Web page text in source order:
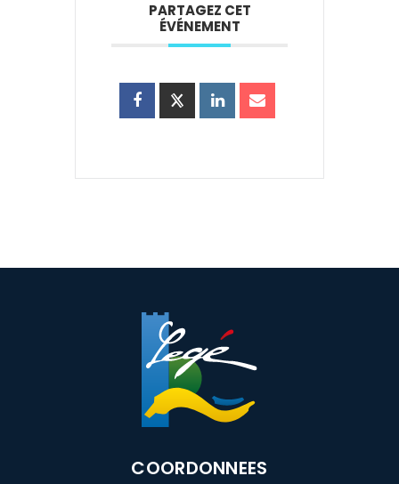
PARTAGEZ CET
ÉVÉNEMENT
COORDONNEES